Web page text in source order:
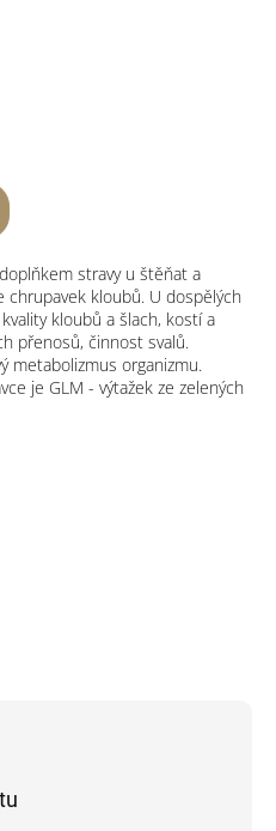
stravy u štěňat a
chrupavek kloubů. U dospělých
kloubů a šlach, kostí a
přenosů, činnost svalů.
metabolizmus organizmu.
je GLM - výtažek ze zelených